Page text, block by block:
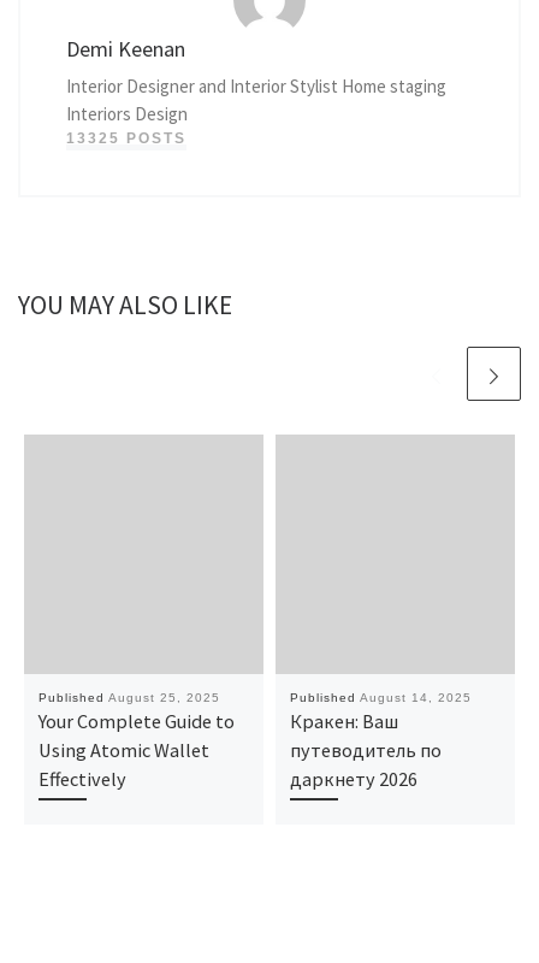
Demi Keenan
Interior Designer and Interior Stylist Home staging
Interiors Design
13325 POSTS
YOU MAY ALSO LIKE
Published August 25, 2025
Your Complete Guide to
Using Atomic Wallet
Effectively
Published August 14, 2025
Кракен: Ваш
путеводитель по
даркнету 2026